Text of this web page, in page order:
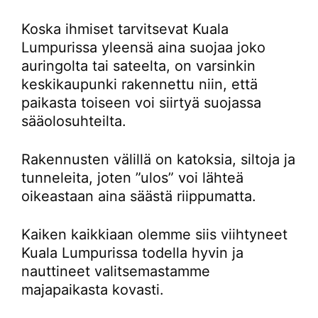
Koska ihmiset tarvitsevat Kuala
Lumpurissa yleensä aina suojaa joko
auringolta tai sateelta, on varsinkin
keskikaupunki rakennettu niin, että
paikasta toiseen voi siirtyä suojassa
sääolosuhteilta.
Rakennusten välillä on katoksia, siltoja ja
tunneleita, joten ”ulos” voi lähteä
oikeastaan aina säästä riippumatta.
Kaiken kaikkiaan olemme siis viihtyneet
Kuala Lumpurissa todella hyvin ja
nauttineet valitsemastamme
majapaikasta kovasti.